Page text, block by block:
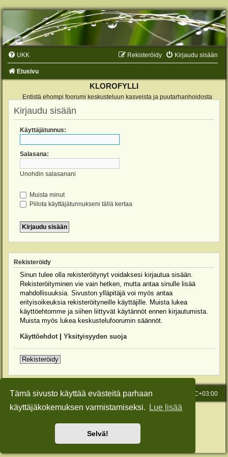
Tämä sivusto käyttää evästeitä parhaan
käyttäjäkokemuksen varmistamiseksi.
Lue lisää
Selvä!
UKK Kirjaudu sisään
Rekisteröidy
Etusivu
KLOROFYLLI
Entistä ehompi foorumi keskusteluun kasveista ja puutarhanhoidosta
Kirjaudu sisään
Käyttäjätunnus:
Salasana:
Unohdin salasanani
Muista minut
Piilota käyttäjätunnukseni tällä kertaa
Rekisteröidy
Sinun tulee olla rekisteröitynyt voidaksesi kirjautua sisään.
Rekisteröityminen vie vain hetken, mutta antaa sinulle lisää
mahdollisuuksia. Sivuston ylläpitäjä voi myös antaa
erityisoikeuksia rekisteröityneille käyttäjille. Muista lukea
käyttöehtomme ja siihen liittyvät käytännöt ennen kirjautumista.
Muista myös lukea keskustelufoorumin säännöt.
Käyttöehdot| Yksityisyyden suoja
Rekisteröidy
Etusivu Kaikki ajat ovat UTC+03:00
Viesti Ylläpidolle
Keskustelufoorumin ohjelmistophpBB® Forum Software © phpBB Limited